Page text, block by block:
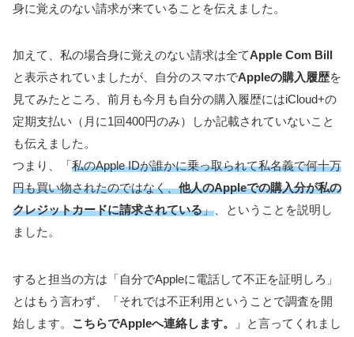
身に覚えのない請求が来ていることを伝えました。
加えて、私の場合身に覚えのない請求は全てApple Com Bill
と表示されていましたが、自分のスマホでAppleの購入履歴を
見てみたところ、前月も今月も自分の購入履歴にはiCloud+の
定期支払い（月に1回400円のみ）しか記載されていないこと
も伝えました。
つまり、「私のApple IDが誰かに乗っ取られて私名義で何十万
円も買い物されたのではなく、他人のAppleでの購入分が私の
クレジットカードに請求されている」 、ということを説明し
ました。
すると担当の方は「自分でAppleに電話して不正を証明しろ」
とはもう言わず、「それでは不正利用ということで調査を開
始します。 こちらでAppleへ連絡します。
」と言ってくれまし